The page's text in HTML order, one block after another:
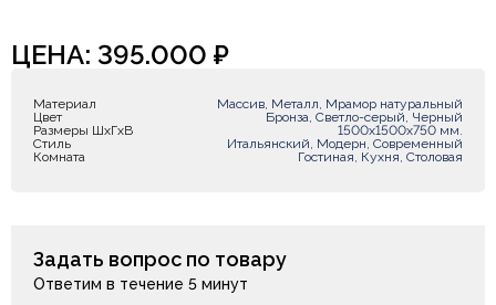
ЦЕНА: 395.000 ₽
Материал
Массив, Металл, Мрамор натуральный
Цвет
Бронза, Светло-серый, Черный
Размеры ШxГxВ
1500х1500х750 мм.
Стиль
Итальянский, Модерн, Современный
Комната
Гостиная, Кухня, Столовая
Задать вопрос по товару
Ответим в течение 5 минут